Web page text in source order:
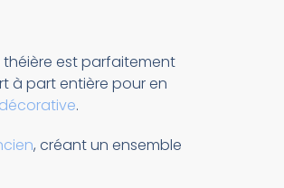
est parfaitement
à part entière pour en
.
, créant un ensemble